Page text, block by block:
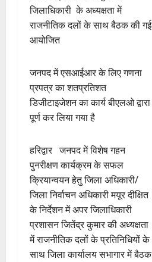
जिलाधिकारी के अध्यक्षता में
राजनीतिक दलों के साथ बैठक की गई
आयोजित
जनपद में एसआईआर के लिए गणना
प्रपत्र का शतप्रतिशत
डिजीटाइजेशन का कार्य बीएलओ द्वारा
पूर्ण कर लिया गया है
हरिद्वार जनपद में विशेष गहन
पुनरीक्षण कार्यक्रम के सफल
क्रियान्वयन हेतु जिला अधिकारी/
जिला निर्वाचन अधिकारी मयूर दीक्षित
के निर्देशन में अपर जिलाधिकारी
प्रशासन जितेंद्र कुमार की अध्यक्षता
में राजनीतिक दलों के प्रतिनिधियों के
साथ जिला कार्यालय सभागार में बैठक